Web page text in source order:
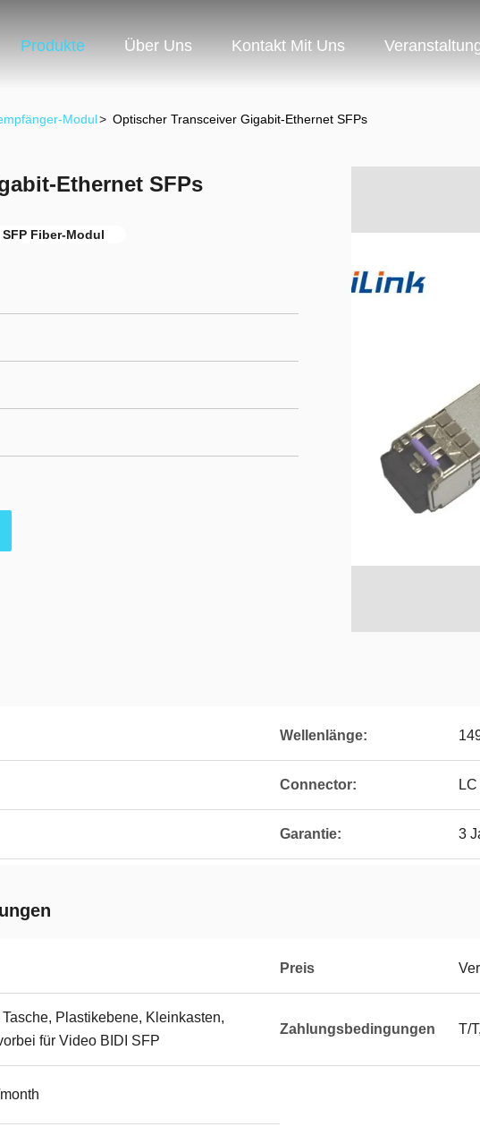
Produkte Über Uns Kontakt Mit Uns
Modul> Optischer Transceiver Gigabit-Ethernet SFPs
Ethernet SFPs
SFP Fiber-Modul
Wellenlänge:
Connector:
Garantie: 3
Preis
Plastikebene, Kleinkasten,
für Video BIDI SFP
Zahlungsbedingungen T/